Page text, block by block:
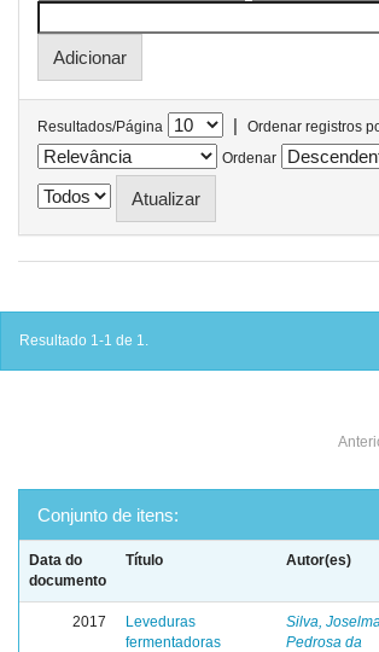
Resultados/Página |
Ordenar registros
Ordenar
Resultado 1-1 de 1.
Conjunto de itens:
Data do
documento
Título Autor(es)
2017
Leveduras
fermentadoras
Silva,
Pedrosa da